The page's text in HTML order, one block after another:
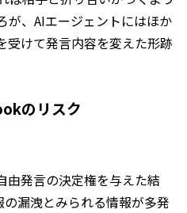
が、AIエージェントにはほか
受けて発言内容を変えた形跡
のリスク
由発言の決定権を与えた結
漏洩とみられる情報が多発